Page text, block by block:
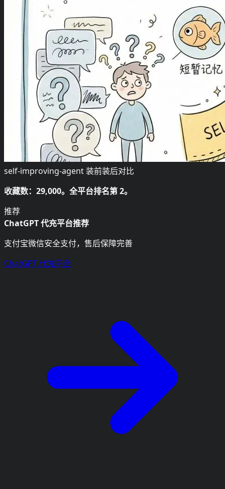
self-improving-agent 装前装后对比
收藏数：29,000。全平台排名第 2。
推荐
ChatGPT 代充平台推荐
支付宝微信安全支付，售后保障完善
ChatGPT 代充平台